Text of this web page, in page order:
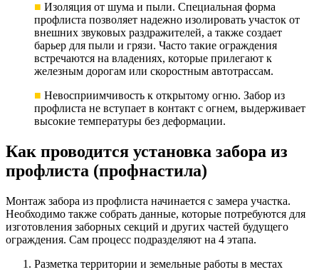
■ Изоляция от шума и пыли. Специальная форма
профлиста позволяет надежно изолировать участок от
внешних звуковых раздражителей, а также создает
барьер для пыли и грязи. Часто такие ограждения
встречаются на владениях, которые прилегают к
железным дорогам или скоростным автотрассам.
■ Невосприимчивость к открытому огню. Забор из
профлиста не вступает в контакт с огнем, выдерживает
высокие температуры без деформации.
Как проводится установка забора из
профлиста (профнастила)
Монтаж забора из профлиста начинается с замера участка.
Необходимо также собрать данные, которые потребуются для
изготовления заборных секций и других частей будущего
ограждения. Сам процесс подразделяют на 4 этапа.
Разметка территории и земельные работы в местах